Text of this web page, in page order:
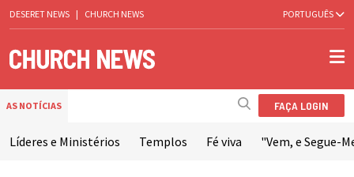
DESERET NEWS | CHURCH NEWS PORTUGUÊS
AS NOTÍCIAS FAÇA LOGIN
Líderes e Ministérios Templos Fé viva "Vem, e Segue-